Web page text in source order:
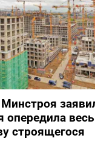
опередила
строящегося